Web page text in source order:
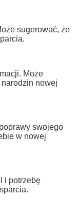
sugerować, że
Może
nowej
swojego
w nowej
i potrzebę